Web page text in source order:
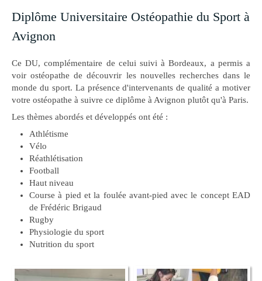
Diplôme Universitaire Ostéopathie du Sport à
Avignon
Ce DU, complémentaire de celui suivi à Bordeaux, a permis a
voir ostéopathe de découvrir les nouvelles recherches dans le
monde du sport. La présence d'intervenants de qualité a motiver
votre ostéopathe à suivre ce diplôme à Avignon plutôt qu'à Paris.
Les thèmes abordés et développés ont été :
Athlétisme
Vélo
Réathlétisation
Football
Haut niveau
Course à pied et la foulée avant-pied avec le concept EAD
de Frédéric Brigaud
Rugby
Physiologie du sport
Nutrition du sport